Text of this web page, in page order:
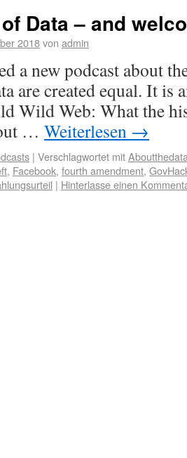
Data – and
2018von admin
a new podcast about
are created equal. It is
Wild Web: What the
… Weiterlesen →
| Verschlagwortet mit
, Facebook, fourth amendment,
| Hinterlasse einen